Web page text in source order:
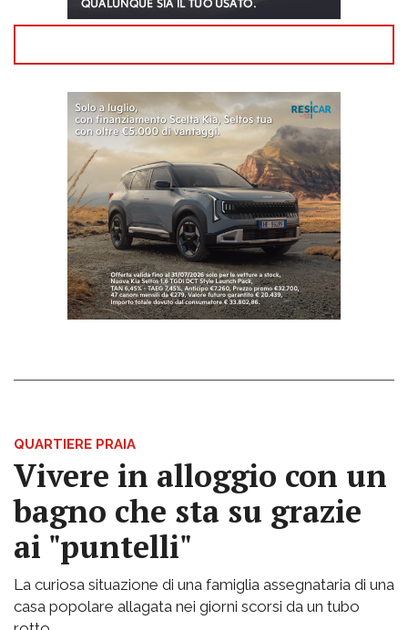
QUARTIERE PRAIA
Vivere in alloggio con un
bagno che sta su grazie
ai "puntelli"
La curiosa situazione di una famiglia assegnataria di una
casa popolare allagata nei giorni scorsi da un tubo